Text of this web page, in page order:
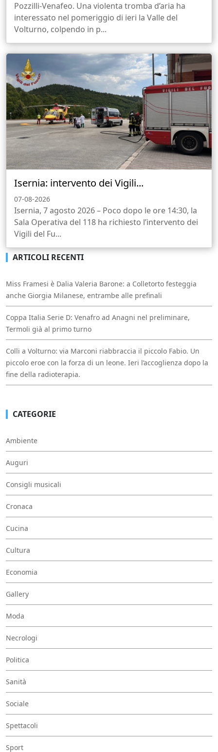
Pozzilli-Venafeo. Una violenta tromba d’aria ha
interessato nel pomeriggio di ieri la Valle del
Volturno, colpendo in p...
Isernia: intervento dei Vigili...
07-08-2026
Isernia, 7 agosto 2026 – Poco dopo le ore 14:30, la
Sala Operativa del 118 ha richiesto l’intervento dei
Vigili del Fu...
ARTICOLI RECENTI
Miss Framesi è Dalia Valeria Barone: a Colletorto festeggia
anche Giorgia Milanese, entrambe alle prefinali
Coppa Italia Serie D: Venafro ad Anagni nel preliminare,
Termoli già al primo turno
Colli a Volturno: via Marconi riabbraccia il piccolo Fabio. Un
piccolo eroe con la forza di un leone. Ieri l’accoglienza dopo la
fine della radioterapia.
CATEGORIE
Ambiente
Auguri
Consigli musicali
Cronaca
Cucina
Cultura
Economia
Gallery
Moda
Necrologi
Politica
Sanità
Sociale
Spettacoli
Sport